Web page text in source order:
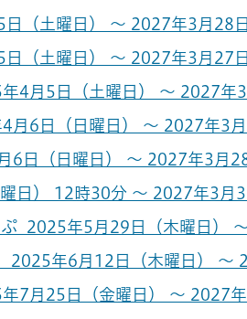
（土曜日） ～ 2027年3月28日
（土曜日） ～ 2027年3月27日
4月5日（土曜日） ～ 2027年3
6日（日曜日） ～ 2027年3月
日（日曜日） ～ 2027年3月28
日） 12時30分 ～ 2027年3月
2025年5月29日（木曜日）
2025年6月12日（木曜日） ～
7月25日（金曜日） ～ 2027年